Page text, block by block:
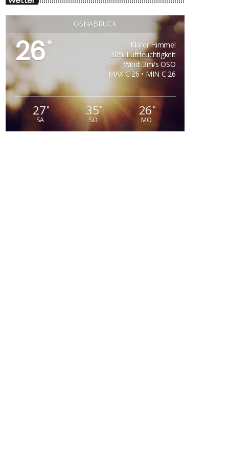
OSNABRÜCK
26°
Klarer Himmel
36% Luftfeuchtigkeit
Wind: 3m/s OSO
MAX C 26 • MIN C 26
27°
SA
35°
SO
26°
MO